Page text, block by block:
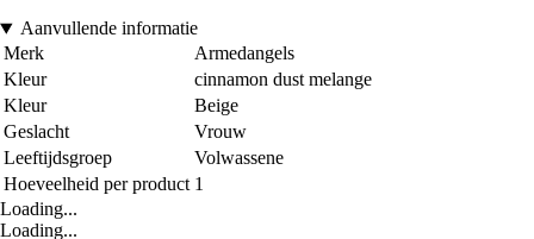
Aanvullende informatie
Merk
Armedangels
Kleur
cinnamon dust melange
Kleur
Beige
Geslacht
Vrouw
Leeftijdsgroep
Volwassene
Hoeveelheid per product 1
Loading...
Loading...